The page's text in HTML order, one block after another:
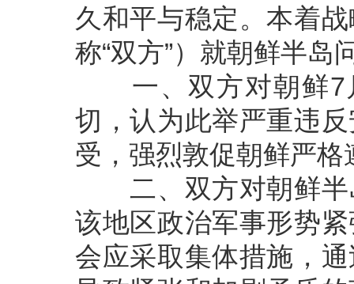
久和平与稳定。本着
称“双方”）就朝鲜半岛
一、双方对朝鲜7
切，认为此举严重违
受，强烈敦促朝鲜严
二、双方对朝鲜半
该地区政治军事形势
会应采取集体措施，